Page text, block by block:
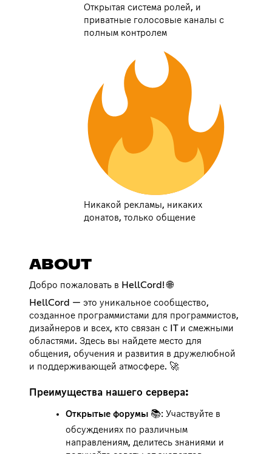
Открытая система ролей, и
приватные голосовые каналы с
полным контролем
Никакой рекламы, никаких
донатов, только общение
ABOUT
Добро пожаловать в HellCord! 🌐
HellCord — это уникальное сообщество,
созданное программистами для программистов,
дизайнеров и всех, кто связан с IT и смежными
областями. Здесь вы найдете место для
общения, обучения и развития в дружелюбной
и поддерживающей атмосфере. 🚀
Преимущества нашего сервера:
Открытые форумы 📚: Участвуйте в
обсуждениях по различным
направлениям, делитесь знаниями и